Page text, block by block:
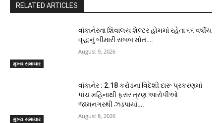
RELATED ARTICLES
મુખ્ય સમાચાર
વાંકાનેરના શિવાલય શેલ્ટર હોમમાં રહેતા ૬૬ વર્ષીય
વૃદ્ધનું બીમારી સબબ મોત….
August 9, 2026
મુખ્ય સમાચાર
વાંકાનેર : 2.18 કરોડના વિદેશી દારૂ પ્રકરણમાં
પાંચ મહિનાથી ફરાર ત્રણ આરોપીઓ
જામનગરથી ઝડપાયાં….
August 8, 2026